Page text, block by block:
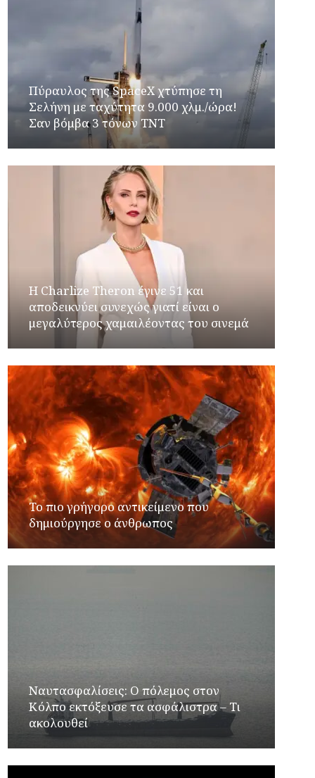
Πύραυλος της SpaceX χτύπησε τη
Σελήνη με ταχύτητα 9.000 χλμ./ώρα!
Σαν βόμβα 3 τόνων TNT
Η Charlize Theron έγινε 51 και
αποδεικνύει συνεχώς γιατί είναι ο
μεγαλύτερος χαμαιλέοντας του σινεμά
Το πιο γρήγορο αντικείμενο που
δημιούργησε ο άνθρωπος
Ναυτασφαλίσεις: Ο πόλεμος στον
Κόλπο εκτόξευσε τα ασφάλιστρα – Τι
ακολουθεί